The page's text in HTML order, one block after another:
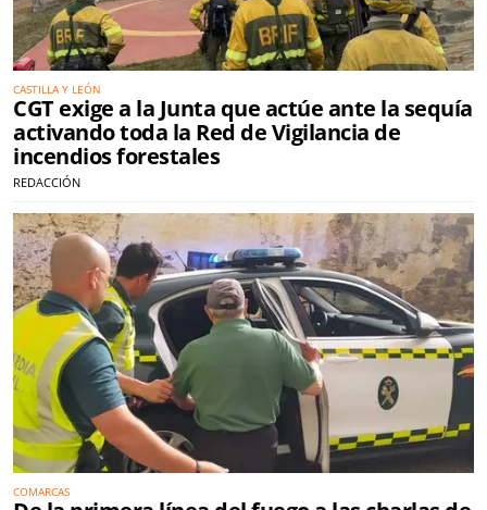
CASTILLA Y LEÓN
CGT exige a la Junta que actúe ante la sequía
activando toda la Red de Vigilancia de
incendios forestales
REDACCIÓN
COMARCAS